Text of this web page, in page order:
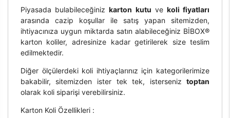
Piyasada bulabileceğinizkarton kutu ve koli fiyatları
arasında cazip koşullar ile satış yapan sitemizden,
ihtiyacınıza uygun miktarda satın alabileceğiniz BİBOX®
karton koliler, adresinize kadar getirilerek size teslim
edilmektedir.
Diğer ölçülerdeki koli ihtiyaçlarınız için kategorilerimize
bakabilir, sitemizden ister tek tek, isterseniztoptan
olarak koli siparişi verebilirsiniz.
Karton Koli Özellikleri :